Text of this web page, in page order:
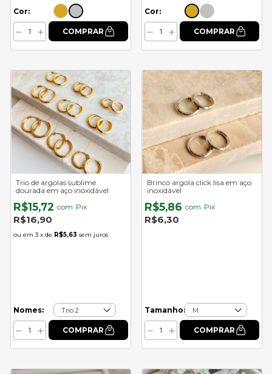
Cor: Cor:
Trio de argolas sublime
dourada em aço inoxidável
R$15,72 com Pix
R$16,90
3 x de R$5,63 sem juros
Nomes:
Brinco argola click lisa em aço
inoxidável
R$5,86 com Pix
R$6,30
Tamanho: